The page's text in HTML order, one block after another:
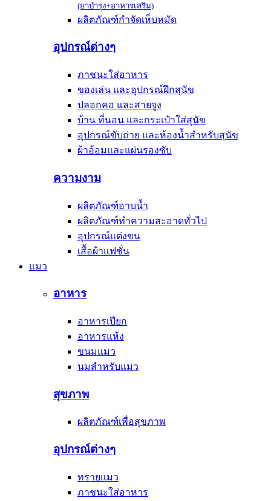
(ยาบำรุง+อาหารเสริม)
ผลิตภัณฑ์กำจัดเห็บหมัด
อุปกรณ์ต่างๆ
ภาชนะใส่อาหาร
ของเล่น และอุปกรณ์ฝึกสุนัข
ปลอกคอ และสายจูง
บ้าน ที่นอน และกระเป๋าใส่สุนัข
อุปกรณ์ขับถ่าย และห้องน้ำสำหรับสุนัข
ผ้าอ้อมและแผ่นรองซับ
ความงาม
ผลิตภัณฑ์อาบน้ำ
ผลิตภัณฑ์ทำความสะอาดทั่วไป
อุปกรณ์แต่งขน
เสื้อผ้าแฟชั่น
แมว
อาหาร
อาหารเปียก
อาหารแห้ง
ขนมแมว
นมสำหรับแมว
สุขภาพ
ผลิตภัณฑ์เพื่อสุขภาพ
อุปกรณ์ต่างๆ
ทรายแมว
ภาชนะใส่อาหาร